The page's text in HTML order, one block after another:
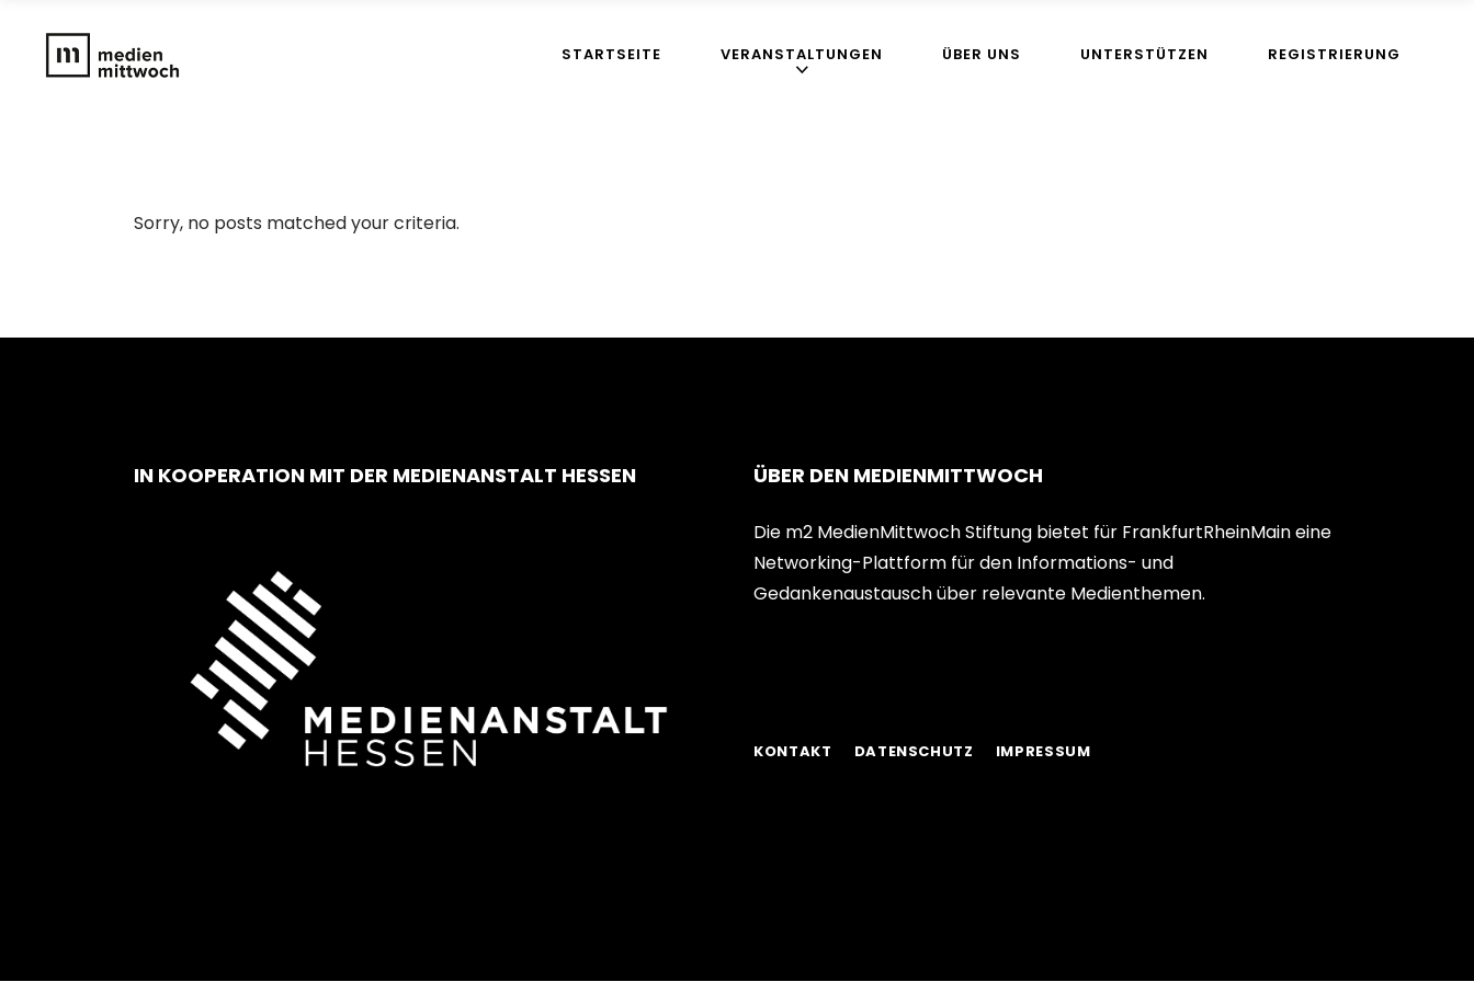
STARTSEITE VERANSTALTUNGEN ÜBER UNS UNTERSTÜTZEN REGISTRIERUNG
Sorry, no posts matched your criteria.
IN KOOPERATION MIT DER MEDIENANSTALT HESSEN ÜBER DEN MEDIENMITTWOCH
Die m2 MedienMittwoch Stiftung bietet für FrankfurtRheinMain eine
Networking-Plattform für den Informations- und
Gedankenaustausch über relevante Medienthemen.
KONTAKT DATENSCHUTZ IMPRESSUM